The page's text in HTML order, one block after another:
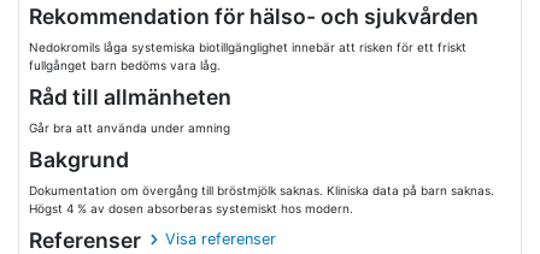
Rekommendation för hälso- och sjukvården
Nedokromils låga systemiska biotillgänglighet innebär att risken för ett friskt
fullgånget barn bedöms vara låg.
Råd till allmänheten
Går bra att använda under amning
Bakgrund
Dokumentation om övergång till bröstmjölk saknas. Kliniska data på barn saknas.
Högst 4 % av dosen absorberas systemiskt hos modern.
Referenser Visa referenser